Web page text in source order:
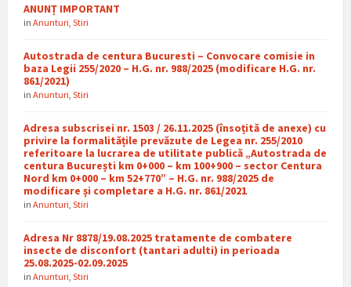
ANUNȚ IMPORTANT
in Anunturi Stiri
Autostrada de centura Bucuresti – Convocare comisie in
baza Legii 255/2020 – H.G. nr. 988/2025 (modificare H.G. nr.
861/2021)
in Anunturi Stiri
Adresa subscrisei nr. 1503 / 26.11.2025 (însoțită de anexe) cu
privire la formalitățile prevăzute de Legea nr. 255/2010
referitoare la lucrarea de utilitate publică „Autostrada de
centura București km 0+000 – km 100+900 – sector Centura
Nord km 0+000 – km 52+770” – H.G. nr. 988/2025 de
modificare și completare a H.G. nr. 861/2021
in Anunturi Stiri
Adresa Nr 8878/19.08.2025 tratamente de combatere
insecte de disconfort (tantari adulti) in perioada
25.08.2025-02.09.2025
in Anunturi Stiri